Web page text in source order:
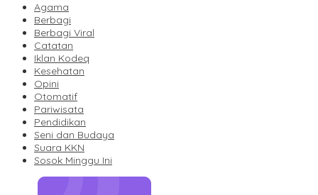
Agama
Berbagi
Berbagi Viral
Catatan
Iklan Kodeq
Kesehatan
Opini
Otomatif
Pariwisata
Pendidikan
Seni dan Budaya
Suara KKN
Sosok Minggu Ini